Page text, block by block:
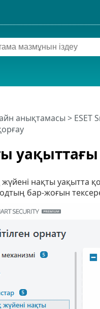
анықтамасы > ESET
нақты уақытта
бар-жоғын